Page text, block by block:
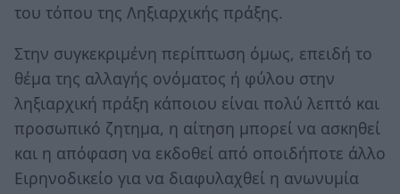
του τόπου της Ληξιαρχικής πράξης.
Στην συγκεκριμένη περίπτωση όμως, επειδή το
θέμα της αλλαγής ονόματος ή φύλου στην
ληξιαρχική πράξη κάποιου είναι πολύ λεπτό και
προσωπικό ζητημα, η αίτηση μπορεί να ασκηθεί
και η απόφαση να εκδοθεί από οποιδήποτε άλλο
Ειρηνοδικείο για να διαφυλαχθεί η ανωνυμία